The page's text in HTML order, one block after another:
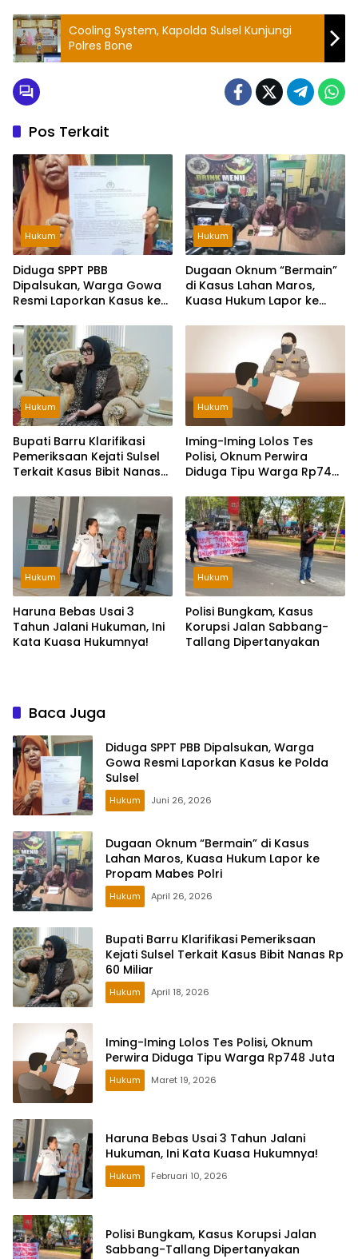
Cooling System, Kapolda Sulsel Kunjungi
Polres Bone
Pos Terkait
Hukum
Diduga SPPT PBB
Dipalsukan, Warga Gowa
Resmi Laporkan Kasus ke
Hukum
Dugaan Oknum “Bermain”
di Kasus Lahan Maros,
Kuasa Hukum Lapor ke
Hukum
Bupati Barru Klarifikasi
Pemeriksaan Kejati Sulsel
Terkait Kasus Bibit Nanas
Hukum
Iming-Iming Lolos Tes
Polisi, Oknum Perwira
Diduga Tipu Warga Rp748
Hukum
Haruna Bebas Usai 3
Tahun Jalani Hukuman, Ini
Kata Kuasa Hukumnya!
Hukum
Polisi Bungkam, Kasus
Korupsi Jalan Sabbang-
Tallang Dipertanyakan
Baca Juga
Diduga SPPT PBB Dipalsukan, Warga
Gowa Resmi Laporkan Kasus ke Polda
Sulsel
Hukum Juni 26, 2026
Dugaan Oknum “Bermain” di Kasus
Lahan Maros, Kuasa Hukum Lapor ke
Propam Mabes Polri
Hukum April 26, 2026
Bupati Barru Klarifikasi Pemeriksaan
Kejati Sulsel Terkait Kasus Bibit Nanas Rp
60 Miliar
Hukum April 18, 2026
Iming-Iming Lolos Tes Polisi, Oknum
Perwira Diduga Tipu Warga Rp748 Juta
Hukum Maret 19, 2026
Haruna Bebas Usai 3 Tahun Jalani
Hukuman, Ini Kata Kuasa Hukumnya!
Hukum Februari 10, 2026
Polisi Bungkam, Kasus Korupsi Jalan
Sabbang-Tallang Dipertanyakan